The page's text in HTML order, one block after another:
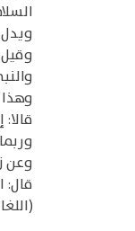
وعن
قال: